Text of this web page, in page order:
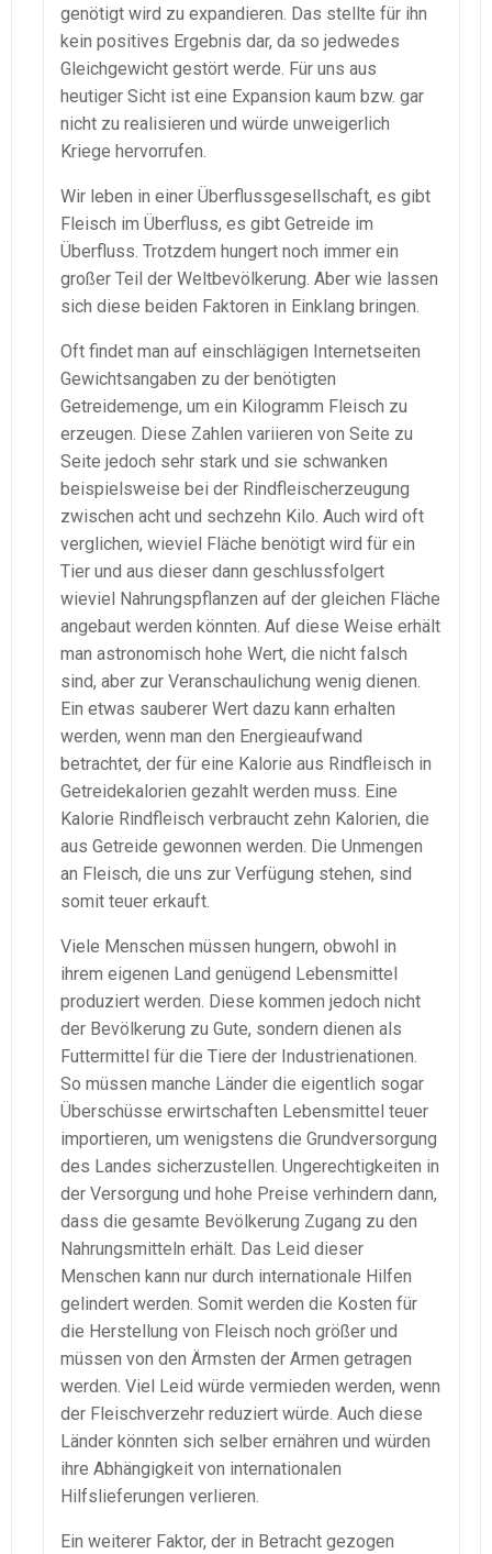
genötigt wird zu expandieren. Das stellte für ihn
kein positives Ergebnis dar, da so jedwedes
Gleichgewicht gestört werde. Für uns aus
heutiger Sicht ist eine Expansion kaum bzw. gar
nicht zu realisieren und würde unweigerlich
Kriege hervorrufen.
Wir leben in einer Überflussgesellschaft, es gibt
Fleisch im Überfluss, es gibt Getreide im
Überfluss. Trotzdem hungert noch immer ein
großer Teil der Weltbevölkerung. Aber wie lassen
sich diese beiden Faktoren in Einklang bringen.
Oft findet man auf einschlägigen Internetseiten
Gewichtsangaben zu der benötigten
Getreidemenge, um ein Kilogramm Fleisch zu
erzeugen. Diese Zahlen variieren von Seite zu
Seite jedoch sehr stark und sie schwanken
beispielsweise bei der Rindfleischerzeugung
zwischen acht und sechzehn Kilo. Auch wird oft
verglichen, wieviel Fläche benötigt wird für ein
Tier und aus dieser dann geschlussfolgert
wieviel Nahrungspflanzen auf der gleichen Fläche
angebaut werden könnten. Auf diese Weise erhält
man astronomisch hohe Wert, die nicht falsch
sind, aber zur Veranschaulichung wenig dienen.
Ein etwas sauberer Wert dazu kann erhalten
werden, wenn man den Energieaufwand
betrachtet, der für eine Kalorie aus Rindfleisch in
Getreidekalorien gezahlt werden muss. Eine
Kalorie Rindfleisch verbraucht zehn Kalorien, die
aus Getreide gewonnen werden. Die Unmengen
an Fleisch, die uns zur Verfügung stehen, sind
somit teuer erkauft.
Viele Menschen müssen hungern, obwohl in
ihrem eigenen Land genügend Lebensmittel
produziert werden. Diese kommen jedoch nicht
der Bevölkerung zu Gute, sondern dienen als
Futtermittel für die Tiere der Industrienationen.
So müssen manche Länder die eigentlich sogar
Überschüsse erwirtschaften Lebensmittel teuer
importieren, um wenigstens die Grundversorgung
des Landes sicherzustellen. Ungerechtigkeiten in
der Versorgung und hohe Preise verhindern dann,
dass die gesamte Bevölkerung Zugang zu den
Nahrungsmitteln erhält. Das Leid dieser
Menschen kann nur durch internationale Hilfen
gelindert werden. Somit werden die Kosten für
die Herstellung von Fleisch noch größer und
müssen von den Ärmsten der Armen getragen
werden. Viel Leid würde vermieden werden, wenn
der Fleischverzehr reduziert würde. Auch diese
Länder könnten sich selber ernähren und würden
ihre Abhängigkeit von internationalen
Hilfslieferungen verlieren.
Ein weiterer Faktor, der in Betracht gezogen